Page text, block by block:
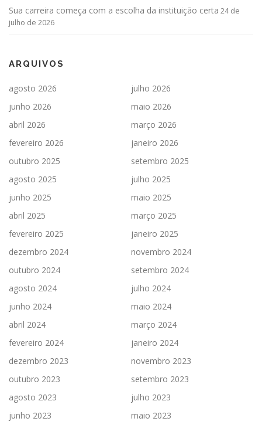
Sua carreira começa com a escolha da instituição certa 24 de
julho de 2026
ARQUIVOS
agosto 2026
julho 2026
junho 2026
maio 2026
abril 2026
março 2026
fevereiro 2026
janeiro 2026
outubro 2025
setembro 2025
agosto 2025
julho 2025
junho 2025
maio 2025
abril 2025
março 2025
fevereiro 2025
janeiro 2025
dezembro 2024
novembro 2024
outubro 2024
setembro 2024
agosto 2024
julho 2024
junho 2024
maio 2024
abril 2024
março 2024
fevereiro 2024
janeiro 2024
dezembro 2023
novembro 2023
outubro 2023
setembro 2023
agosto 2023
julho 2023
junho 2023
maio 2023